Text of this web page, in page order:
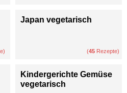
Japan vegetarisch
(45 Rezepte)
Kindergerichte Gemüse
vegetarisch